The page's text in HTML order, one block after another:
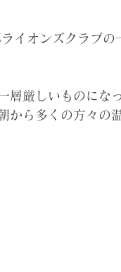
イオンズクラブ
層厳しいものにな
から多くの方々の